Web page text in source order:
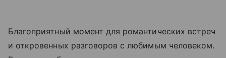
Благоприятный момент для романтических встреч
и откровенных разговоров с любимым человеком.